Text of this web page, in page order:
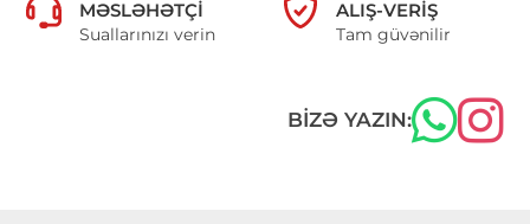
MƏSLƏHƏTÇI
Suallarınızı verin
ALIŞ-VERIŞ
Tam güvənilir
BIZƏ YAZIN: